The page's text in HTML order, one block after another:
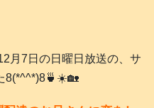
月7日の日曜日放送の、サ
8(*^^*)8🍵☀️🏡